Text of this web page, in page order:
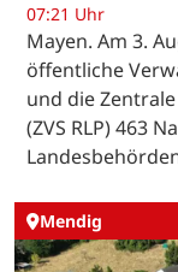
07:21 Uhr
Mayen. Am 3.
öffentliche
und die
(ZVS RLP) 463
Mendig